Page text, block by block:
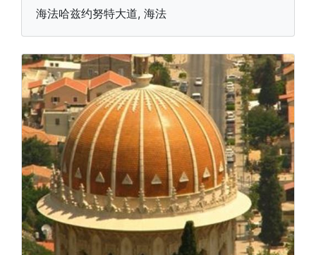
海法哈兹约努特大道, 海法